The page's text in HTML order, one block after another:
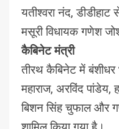
यतीश्वरा नंद,
मसूरी विधायक गणेश
कैबिनेट मंत्री
तीरथ कैबिनेट में
महाराज, अरविंद पांडेय,
बिशन सिंह चुफाल और